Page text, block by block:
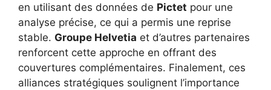
en utilisant des données de Pictet pour une
analyse précise, ce qui a permis une reprise
stable. Groupe Helvetia et d’autres partenaires
renforcent cette approche en offrant des
couvertures complémentaires. Finalement, ces
alliances stratégiques soulignent l’importance